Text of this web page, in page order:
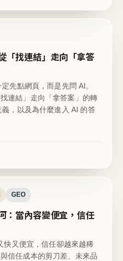
「找連結」走向「拿答
先點網頁，而是先問 AI。
連結」走向「拿答案」的轉
，以及為什麼進入 AI 的答
GEO
：當內容變便宜，信任
快又便宜，信任卻越來越稀
信任成本的剪刀差、未來品